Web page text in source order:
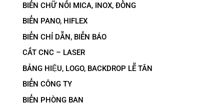
BIỂN CHỮ NỔI MICA, INOX, ĐỒNG
BIỂN PANO, HIFLEX
BIỂN CHỈ DẪN, BIỂN BÁO
CẮT CNC – LASER
BẢNG HIỆU, LOGO, BACKDROP LỄ TÂN
BIỂN CÔNG TY
BIỂN PHÒNG BAN